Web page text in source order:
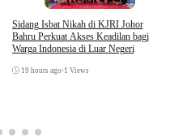
Sidang Isbat Nikah di KJRI Johor
Bahru Perkuat Akses Keadilan bagi
Warga Indonesia di Luar Negeri
19 hours ago •1 Views